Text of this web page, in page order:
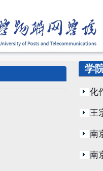
学
化
王
南
南